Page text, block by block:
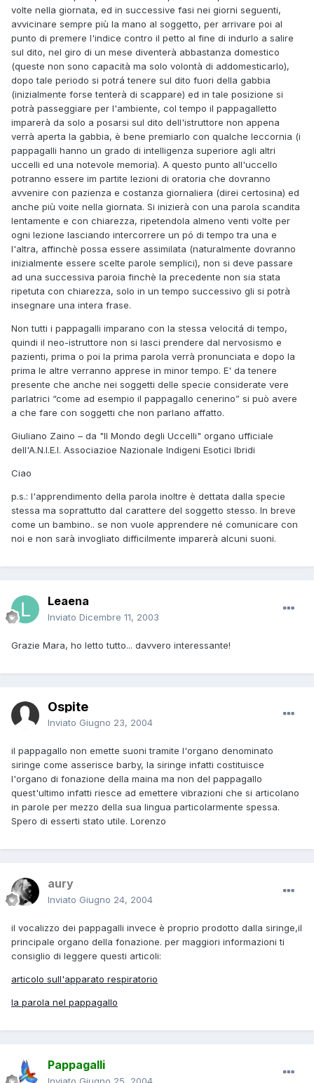
volte nella giornata, ed in successive fasi nei giorni seguenti,
avvicinare sempre più la mano al soggetto, per arrivare poi al
punto di premere l'indice contro il petto al fine di indurlo a salire
sul dito, nel giro di un mese diventerà abbastanza domestico
(queste non sono capacità ma solo volontà di addomesticarlo),
dopo tale periodo si potrá tenere sul dito fuori della gabbia
(inizialmente forse tenterà di scappare) ed in tale posizione si
potrà passeggiare per l'ambiente, col tempo il pappagalletto
imparerà da solo a posarsi sul dito dell'istruttore non appena
verrà aperta la gabbia, è bene premiarlo con qualche leccornia (i
pappagalli hanno un grado di intelligenza superiore agli altri
uccelli ed una notevole memoria). A questo punto all'uccello
potranno essere im partite lezioni di oratoria che dovranno
avvenire con pazienza e costanza giornaliera (direi certosina) ed
anche più voite nella giornata. Si inizierà con una parola scandita
lentamente e con chiarezza, ripetendola almeno venti volte per
ogni lezione lasciando intercorrere un pó di tempo tra una e
l'altra, affinchè possa essere assimilata (naturalmente dovranno
inizialmente essere scelte parole semplici), non si deve passare
ad una successiva paroia finchè la precedente non sia stata
ripetuta con chiarezza, solo in un tempo successivo gli si potrà
insegnare una intera frase.
Non tutti i pappagalli imparano con la stessa velocitá di tempo,
quindi il neo-istruttore non si lasci prendere dal nervosismo e
pazienti, prima o poi la prima parola verrà pronunciata e dopo la
prima le altre verranno apprese in minor tempo. E' da tenere
presente che anche nei soggetti delle specie considerate vere
parlatrici “come ad esempio il pappagallo cenerino” si può avere
a che fare con soggetti che non parlano affatto.
Giuliano Zaino – da "Il Mondo degli Uccelli" organo ufficiale
dell'A.N.I.E.I. Associazioe Nazionale Indigeni Esotici Ibridi
Ciao
p.s.: l'apprendimento della parola inoltre è dettata dalla specie
stessa ma soprattutto dal carattere del soggetto stesso. In breve
come un bambino.. se non vuole apprendere né comunicare con
noi e non sarà invogliato difficilmente imparerà alcuni suoni.
Leaena
Inviato Dicembre 11, 2003
Grazie Mara, ho letto tutto... davvero interessante!
Ospite
Inviato Giugno 23, 2004
il pappagallo non emette suoni tramite l'organo denominato
siringe come asserisce barby, la siringe infatti costituisce
l'organo di fonazione della maina ma non del pappagallo
quest'ultimo infatti riesce ad emettere vibrazioni che si articolano
in parole per mezzo della sua lingua particolarmente spessa.
Spero di esserti stato utile. Lorenzo
aury
Inviato Giugno 24, 2004
il vocalizzo dei pappagalli invece è proprio prodotto dalla siringe,il
principale organo della fonazione. per maggiori informazioni ti
consiglio di leggere questi articoli:
articolo sull'apparato respiratorio
la parola nel pappagallo
Pappagalli